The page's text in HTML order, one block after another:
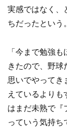
実感ではなく、
ちだったという。
「今まで勉強
きたので、野球
思いでやってき
えているよりも
はまだ未熟で『
っていう気持ち